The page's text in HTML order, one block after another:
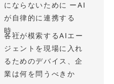
にならないために ーAI
が自律的に連携する
時...
各社が模索するAIエー
ジェントを現場に入れ
るためのデバイス、企
業は何を問うべきか